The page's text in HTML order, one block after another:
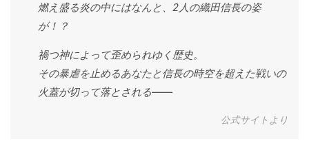
燃え盛る炎の中にはなんと、2人の織田信長の姿
が！？
禍つ神によって歪められゆく歴史。
その暴虐を止めるあなたと信長の時空を超えた戦いの
火蓋が切って落とされる――
公式サイトより